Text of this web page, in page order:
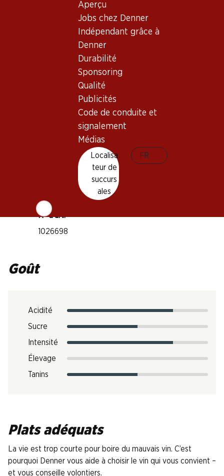
Aperçu
Jobs chez Denner
Indépendant grâce à
Denner
Durabilité
Sponsoring
Qualité
Publicités
Code de conduite et
signalement
Médias
Localisa
teur de
succurs
ales
FR
Bon à savoir
Chardonnay
Température de dégustation
Empreinte carbone
6.06 kg
N° d'art.
1026698
Goût
Acidité
Sucre
Intensité
Élevage
Tanins
Plats adéquats
La vie est trop courte pour boire du mauvais vin. C’est
pourquoi Denner vous aide à choisir le vin qui vous convient –
et vous conseille volontiers.